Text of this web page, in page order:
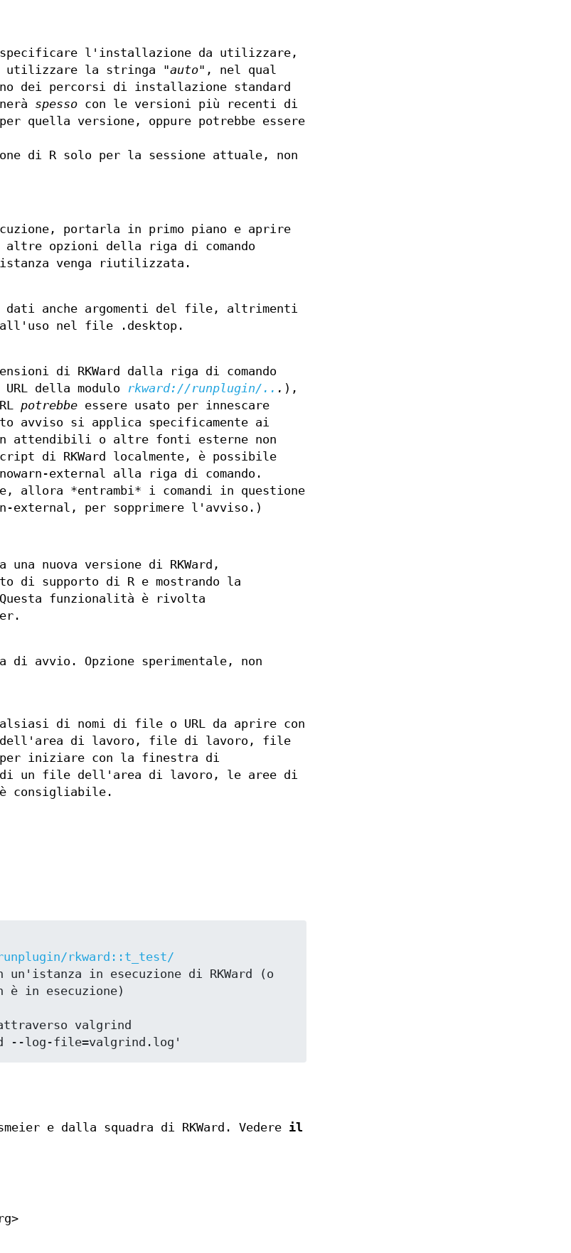
l'installazione da utilizzare,
utilizzare la stringa "auto" , nel qual
dei percorsi di installazione standard
spesso con le versioni più recenti di
quella versione, oppure potrebbe essere
di R solo per la sessione attuale, non
portarla in primo piano e aprire
opzioni della riga di comando
venga riutilizzata.
dati anche argomenti del file, altrimenti
all'uso nel file .desktop.
di RKWard dalla riga di comando
della modulo rkward://runplugin/.. . ),
potrebbe essere usato per innescare
avviso si applica specificamente ai
attendibili o altre fonti esterne non
di RKWard localmente, è possibile
external alla riga di comando.
allora *entrambi* i comandi in questione
external, per sopprimere l'avviso.)
nuova versione di RKWard,
di supporto di R e mostrando la
funzionalità è rivolta
avvio. Opzione sperimentale, non
di nomi di file o URL da aprire con
di lavoro, file di lavoro, file
iniziare con la finestra di
di un file dell'area di lavoro, le aree di
è consigliabile.
rkward::t_test/
in esecuzione di RKWard (o
è in esecuzione)
valgrind
--log-file=valgrind.log'
e dalla squadra di RKWard. Vedere il